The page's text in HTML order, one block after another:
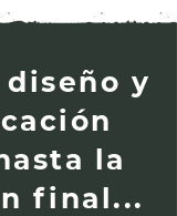
diseño y
la
final...